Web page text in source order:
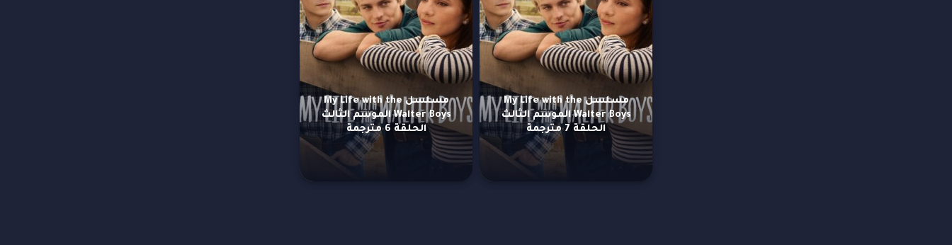
مسلسل My Life with the
Walter Boys الموسم الثالث
الحلقة 7 مترجمة
مسلسل My Life with the
Walter Boys الموسم الثالث
الحلقة 6 مترجمة